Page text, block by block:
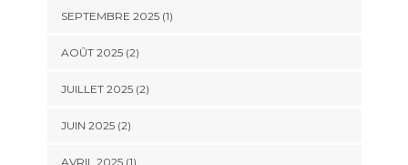
SEPTEMBRE 2025(1)
AOÛT 2025(2)
JUILLET 2025(2)
JUIN 2025(2)
AVRIL 2025(1)